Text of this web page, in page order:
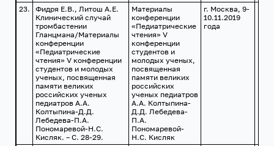
23.
Фидря Е.В., Литош А.Е.
Клинический случай
тромбастении
Гланцмана/Материалы
конференции
«Педиатрические
чтения» V конференции
студентов и молодых
ученых, посвященная
памяти великих
российских ученых
педиатров А.А.
Колтыпина-Д.Д.
Лебедева-П.А.
Пономаревой-Н.С.
Кисляк. – С. 28-29.
Материалы
конференции
«Педиатрические
чтения» V
конференции
студентов и
молодых ученых,
посвященная
памяти великих
российских
ученых педиатров
А.А. Колтыпина-
Д.Д. Лебедева-
П.А.
Пономаревой-
Н.С. Кисляк
г. Москва, 9-
10.11.2019
года